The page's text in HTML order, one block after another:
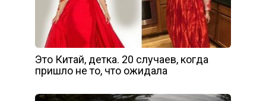
Это Китай, детка. 20 случаев, когда
пришло не то, что ожидала